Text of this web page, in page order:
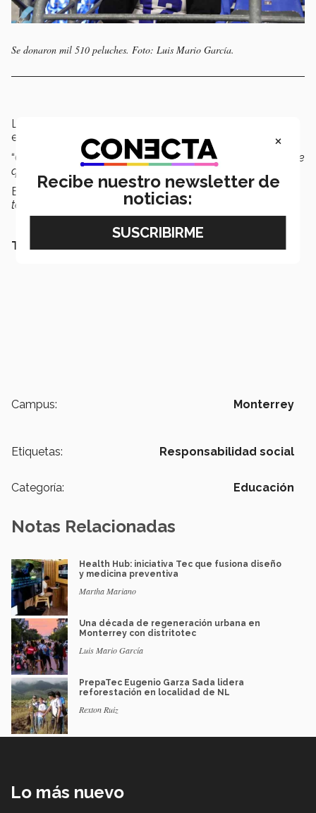
Se donaron mil 510 peluches. Foto: Luis Mario García.
La estudiante del
espera que el Proyecto Teddyse repita.
“Ojalá que sea la primera edición, a mí me gustaría que se
quedara como un evento, que ya sea algo fijo
Esta iniciativa se conoce en Estados Unidos como
teddy bear toss
y ya se ha realizado en otros países.
TAMBIÉN TE PUEDE INTERESAR LEER:
Campus: Monterrey
Etiquetas: Responsabilidad social
Categoría: Educación
Notas Relacionadas
Health Hub: iniciativa Tec que fusiona diseño
y medicina preventiva
Martha Mariano
Una década de regeneración urbana en
Monterrey con distritotec
Luis Mario García
PrepaTec Eugenio Garza Sada lidera
reforestación en localidad de NL
Rexton Ruiz
Lo más nuevo
×
Recibe nuestro newsletter de
noticias: